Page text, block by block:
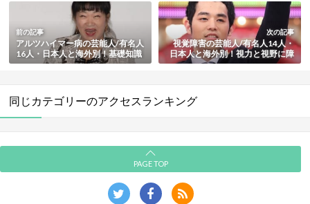
前の記事
アルツハイマー病の芸能人/有名人
16人・日本人と海外別！基礎知識
も解説【最新版】
次の記事
視覚障害の芸能人/有名人14人・
日本人と海外別！視力と視野に障
害【最新版】
同じカテゴリーのアクセスランキング
PAGE TOP